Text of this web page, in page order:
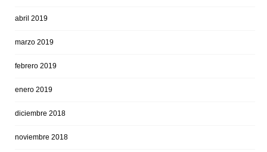
abril 2019
marzo 2019
febrero 2019
enero 2019
diciembre 2018
noviembre 2018